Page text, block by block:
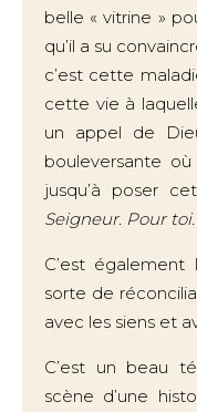
belle « vitrine »
qu’il a su
c’est cette
cette vie à
un appel de
bouleversante
jusqu’à poser
Seigneur. Pour toi.
C’est également
sorte de
avec les siens et
C’est un beau
scène d’une